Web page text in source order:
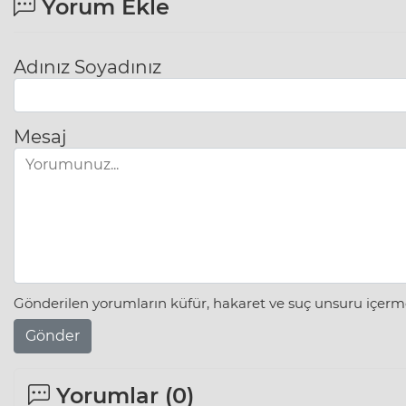
Yorum Ekle
Adınız Soyadınız
Mesaj
Gönderilen yorumların küfür, hakaret ve suç unsuru
Gönder
Yorumlar (0)